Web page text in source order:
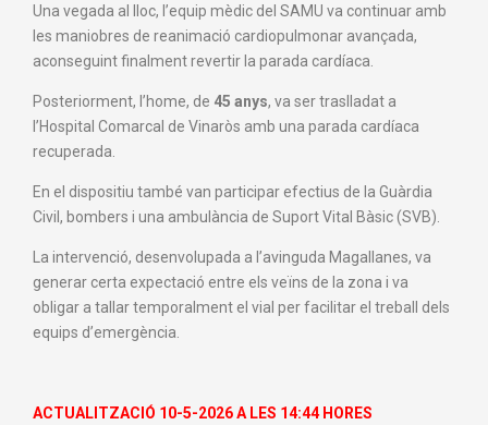
Una vegada al lloc, l’equip mèdic del SAMU va continuar amb
les maniobres de reanimació cardiopulmonar avançada,
aconseguint finalment revertir la parada cardíaca.
Posteriorment, l’home, de 45 anys, va ser traslladat a
l’Hospital Comarcal de Vinaròs amb una parada cardíaca
recuperada.
En el dispositiu també van participar efectius de la Guàrdia
Civil, bombers i una ambulància de Suport Vital Bàsic (SVB).
La intervenció, desenvolupada a l’avinguda Magallanes, va
generar certa expectació entre els veïns de la zona i va
obligar a tallar temporalment el vial per facilitar el treball dels
equips d’emergència.
ACTUALITZACIÓ 10-5-2026 A LES 14:44 HORES